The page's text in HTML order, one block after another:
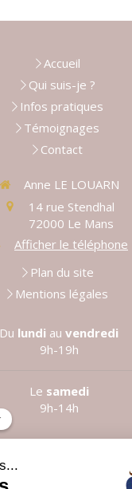
Accueil
Qui suis-je ?
Infos pratiques
Témoignages
Contact
Anne LE LOUARN
14 rue Stendhal
72000 Le Mans
Afficher le téléphone
Plan du site
Mentions légales
Du lundi au vendredi
9h-19h
Le samedi
9h-14h